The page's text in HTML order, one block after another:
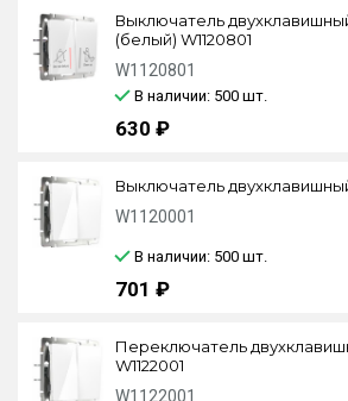
Выключатель
(белый) W1120801
W1120801
В наличии: 500 шт.
630 ₽
Выключатель
W1120001
В наличии: 500 шт.
701 ₽
Переключатель
W1122001
W1122001